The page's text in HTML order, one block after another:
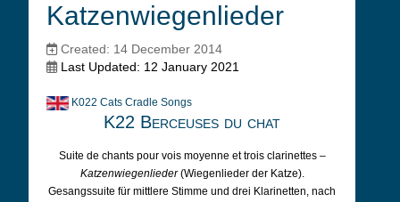
Katzenwiegenlieder
Created: 14 December 2014
Last Updated: 12 January 2021
K022 Cats Cradle Songs
K22 Berceuses du chat
Suite de chants pour vois moyenne et trois clarinettes –
Katzenwiegenlieder(Wiegenlieder der Katze).
Gesangssuite für mittlere Stimme und drei Klarinetten, nach